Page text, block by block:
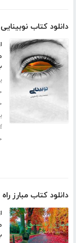
دانلود کتاب نوبینایی
دانلود کتاب مبارز